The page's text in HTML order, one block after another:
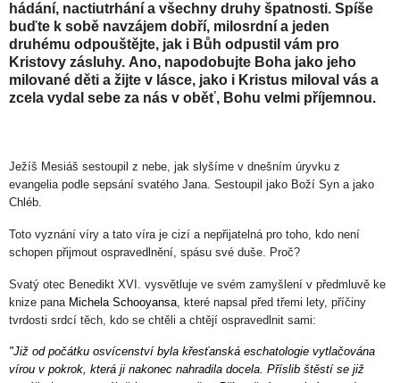
hádání, nactiutrhání a všechny druhy špatnosti. Spíše
buďte k sobě navzájem dobří, milosrdní a jeden
druhému odpouštějte, jak i Bůh odpustil vám pro
Kristovy zásluhy. Ano, napodobujte Boha jako jeho
milované děti a žijte v lásce, jako i Kristus miloval vás a
zcela vydal sebe za nás v oběť, Bohu velmi příjemnou.
Ježíš Mesiáš sestoupil z nebe, jak slyšíme v dnešním úryvku z
evangelia podle sepsání svatého Jana. Sestoupil jako Boží Syn a jako
Chléb.
Toto vyznání víry a tato víra je cizí a nepřijatelná pro toho, kdo není
schopen přijmout ospravedlnění, spásu své duše. Proč?
Svatý otec Benedikt XVI. vysvětluje ve svém zamyšlení v předmluvě ke
knize pana Michela Schooyansa , které napsal před třemi lety, příčiny
tvrdosti srdcí těch, kdo se chtěli a chtějí ospravedlnit sami:
"Již od počátku osvícenství byla křesťanská eschatologie vytlačována
vírou v pokrok, která ji nakonec nahradila docela. Příslib štěstí se již